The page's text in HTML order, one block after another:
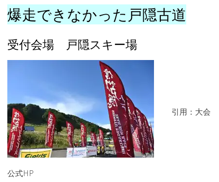
爆走できなかった戸隠古道
受付会場 戸隠スキー場
引用：大会
公式HP